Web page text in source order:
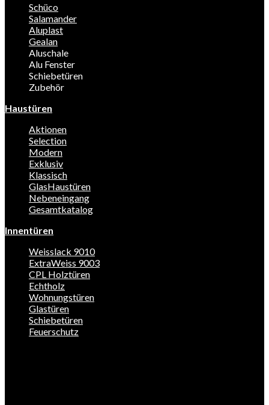
Schüco
Salamander
Aluplast
Gealan
Aluschale
Alu Fenster
Schiebetüren
Zubehör
Haustüren
Aktionen
Selection
Modern
Exklusiv
Klassisch
GlasHaustüren
Nebeneingang
Gesamtkatalog
Innentüren
Weisslack 9010
ExtraWeiss 9003
CPL Holztüren
Echtholz
Wohnungstüren
Glastüren
Schiebetüren
Feuerschutz